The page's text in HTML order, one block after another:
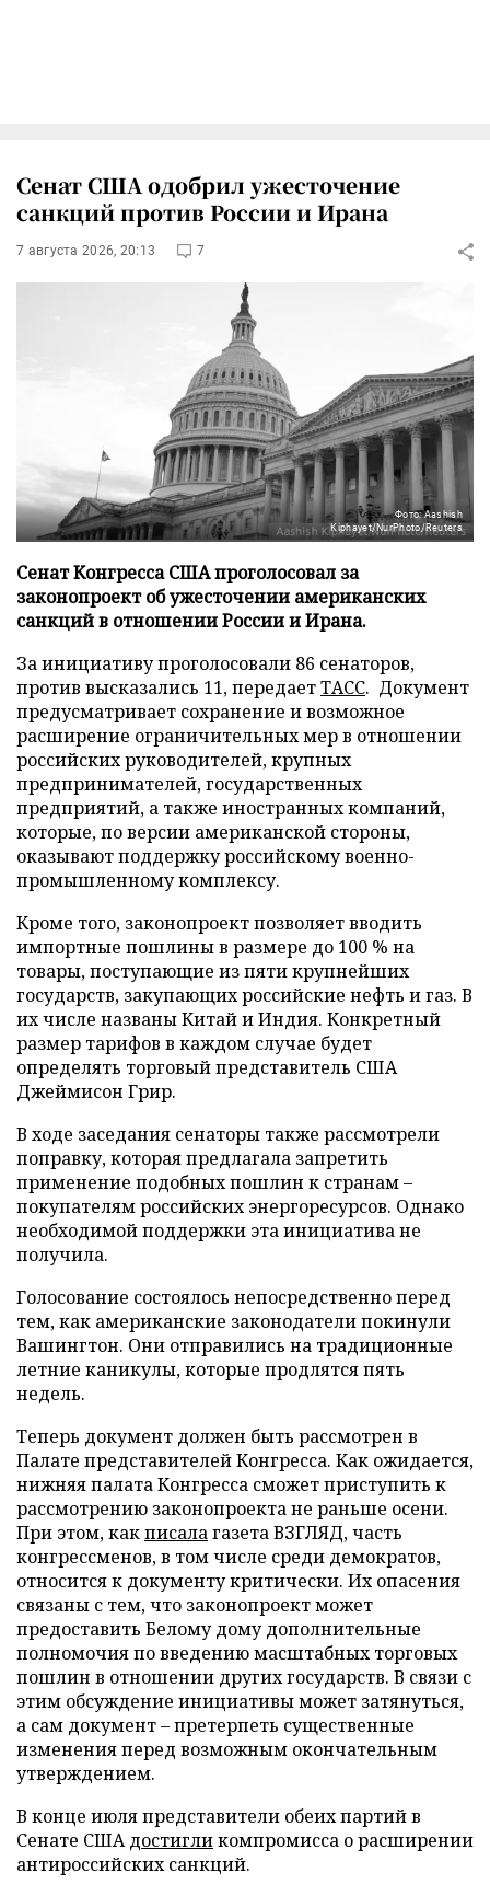
Сенат США одобрил ужесточение
санкций против России и Ирана
7 августа 2026, 20:13 7
Фото: Aashish
Kiphayet/NurPhoto/Reuters
Сенат Конгресса США проголосовал за
законопроект об ужесточении американских
санкций в отношении России и Ирана.
За инициативу проголосовали 86 сенаторов,
против высказались 11, передаетТАСС. Документ
предусматривает сохранение и возможное
расширение ограничительных мер в отношении
российских руководителей, крупных
предпринимателей, государственных
предприятий, а также иностранных компаний,
которые, по версии американской стороны,
оказывают поддержку российскому военно-
промышленному комплексу.
Кроме того, законопроект позволяет вводить
импортные пошлины в размере до 100 % на
товары, поступающие из пяти крупнейших
государств, закупающих российские нефть и газ. В
их числе названы Китай и Индия. Конкретный
размер тарифов в каждом случае будет
определять торговый представитель США
Джеймисон Грир.
В ходе заседания сенаторы также рассмотрели
поправку, которая предлагала запретить
применение подобных пошлин к странам –
покупателям российских энергоресурсов. Однако
необходимой поддержки эта инициатива не
получила.
Голосование состоялось непосредственно перед
тем, как американские законодатели покинули
Вашингтон. Они отправились на традиционные
летние каникулы, которые продлятся пять
недель.
Теперь документ должен быть рассмотрен в
Палате представителей Конгресса. Как ожидается,
нижняя палата Конгресса сможет приступить к
рассмотрению законопроекта не раньше осени.
При этом, какписалагазета ВЗГЛЯД, часть
конгрессменов, в том числе среди демократов,
относится к документу критически. Их опасения
связаны с тем, что законопроект может
предоставить Белому дому дополнительные
полномочия по введению масштабных торговых
пошлин в отношении других государств. В связи с
этим обсуждение инициативы может затянуться,
а сам документ – претерпеть существенные
изменения перед возможным окончательным
утверждением.
В конце июля представители обеих партий в
Сенате СШАдостигликомпромисса о расширении
антироссийских санкций.